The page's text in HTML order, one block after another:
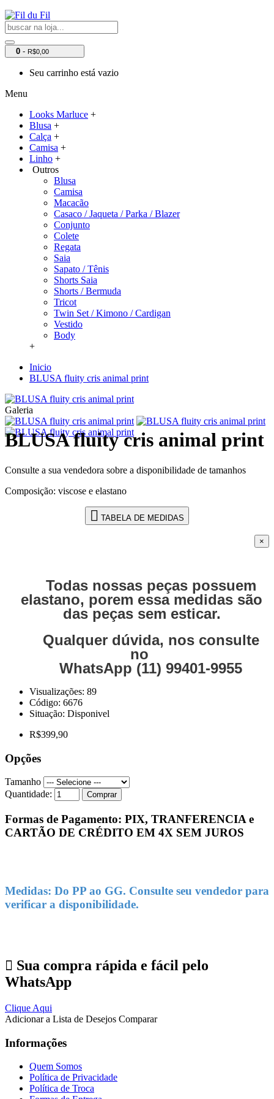
0 - R$0,00
Seu carrinho está vazio
Menu
Looks Marluce +
Blusa +
Calça +
Camisa +
Linho +
Outros
Blusa
Camisa
Macacão
Casaco / Jaqueta / Parka / Blazer
Conjunto
Colete
Regata
Saia
Sapato / Tênis
Shorts Saia
Shorts / Bermuda
Tricot
Twin Set / Kimono / Cardigan
Vestido
Body
+
Inicio
BLUSA fluity cris animal print
Galeria
BLUSA fluity cris animal print
Consulte a sua vendedora sobre a disponibilidade de tamanhos
Composição: viscose e elastano
TABELA DE MEDIDAS
×
Todas nossas peças possuem
elastano, porem essa medidas são
das peças sem esticar.
Qualquer dúvida, nos consulte
no
WhatsApp (11) 99401-9955
Visualizações: 89
Código: 6676
Situação: Disponivel
R$399,90
Opções
Tamanho
Quantidade:
Comprar
Formas de Pagamento: PIX, TRANFERENCIA e
CARTÃO DE CRÉDITO EM 4X SEM JUROS
Medidas: Do PP ao GG. Consulte seu vendedor para
verificar a disponibilidade.
Sua compra rápida e fácil pelo
WhatsApp
Clique Aqui
Adicionar a Lista de Desejos Comparar
Informações
Quem Somos
Política de Privacidade
Política de Troca